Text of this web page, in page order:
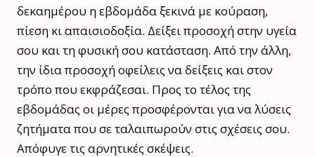
δεκαημέρου η εβδομάδα ξεκινά με κούραση,
πίεση κι απαισιοδοξία. Δείξει προσοχή στην υγεία
σου και τη φυσική σου κατάσταση. Από την άλλη,
την ίδια προσοχή οφείλεις να δείξεις και στον
τρόπο που εκφράζεσαι. Προς το τέλος της
εβδομάδας οι μέρες προσφέρονται για να λύσεις
ζητήματα που σε ταλαιπωρούν στις σχέσεις σου.
Απόφυγε τις αρνητικές σκέψεις.